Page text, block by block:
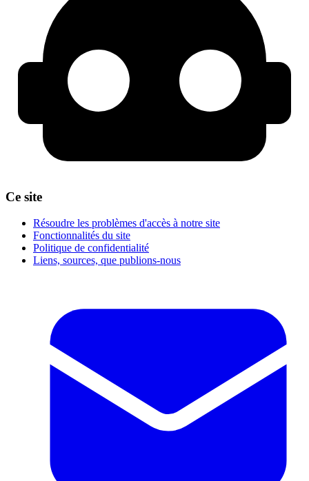
Ce site
Résoudre les problèmes d'accès à notre site
Fonctionnalités du site
Politique de confidentialité
Liens, sources, que publions-nous